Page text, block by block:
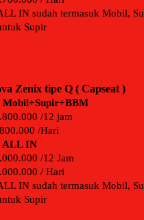
IN sudah termasuk Mobil,
Supir
Zenix tipe Q ( Capseat )
/12 jam
/Hari
ALL IN
/12 Jam
/ Hari
IN sudah termasuk Mobil,
Supir